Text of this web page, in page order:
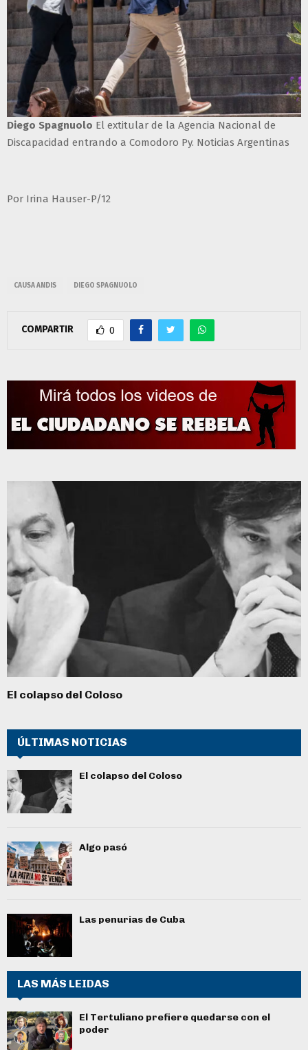
Diego Spagnuolo El extitular de la Agencia Nacional de
Discapacidad entrando a Comodoro Py. Noticias Argentinas
Por Irina Hauser-P/12
CAUSA ANDIS DIEGO SPAGNUOLO
COMPARTIR 0
El colapso del Coloso
ÚLTIMAS NOTICIAS
El colapso del Coloso
Algo pasó
Las penurias de Cuba
LAS MÁS LEIDAS
El Tertuliano prefiere quedarse con el
poder